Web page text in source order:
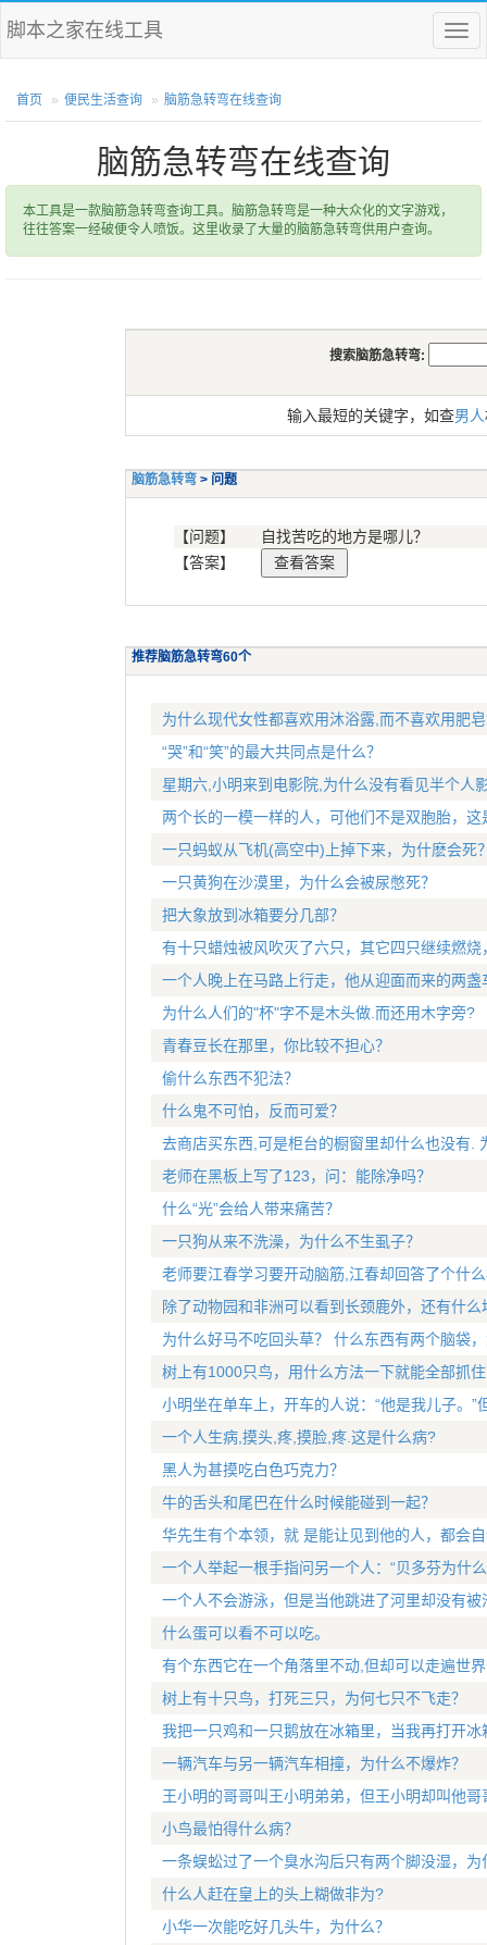
菜
单
脚本之家在线工具
首页 便民生活查询 脑筋急转弯在线查询
脑筋急转弯在线查询
本工具是一款脑筋急转弯查询工具。脑筋急转弯是一种大众化的文字游戏，
往往答案一经破便令人喷饭。这里收录了大量的脑筋急转弯供用户查询。
搜索脑筋急转弯:
输入最短的关键字，如查男人
脑筋急转弯 > 问题
【问题】
自找苦吃的地方是哪儿？
【答案】
推荐脑筋急转弯60个
为什么现代女性都喜欢用沐浴露,而不喜欢用肥
“哭”和“笑”的最大共同点是什么？
星期六,小明来到电影院,为什么没有看见半个人
两个长的一模一样的人，可他们不是双胞胎，这
一只蚂蚁从飞机(高空中)上掉下来，为什麽会死
一只黄狗在沙漠里，为什么会被尿憋死？
把大象放到冰箱要分几部？
有十只蜡烛被风吹灭了六只，其它四只继续燃烧
一个人晚上在马路上行走，他从迎面而来的两
为什么人们的"杯"字不是木头做.而还用木字旁?
青春豆长在那里，你比较不担心？
偷什么东西不犯法？
什么鬼不可怕，反而可爱？
去商店买东西,可是柜台的橱窗里却什么也没有.
老师在黑板上写了123，问：能除净吗？
什么“光”会给人带来痛苦？
一只狗从来不洗澡，为什么不生虱子？
老师要江春学习要开动脑筋,江春却回答了个什
除了动物园和非洲可以看到长颈鹿外，还有什么
为什么好马不吃回头草？ 什么东西有两个脑袋
树上有1000只鸟，用什么方法一下就能全部抓
小明坐在单车上，开车的人说：“他是我儿子。”
一个人生病,摸头,疼,摸脸,疼.这是什么病?
黑人为甚摸吃白色巧克力？
牛的舌头和尾巴在什么时候能碰到一起？
华先生有个本领，就 是能让见到他的人，都会
一个人举起一根手指问另一个人：“贝多芬为什
一个人不会游泳，但是当他跳进了河里却没有被
什么蛋可以看不可以吃。
有个东西它在一个角落里不动,但却可以走遍世
树上有十只鸟，打死三只，为何七只不飞走？
我把一只鸡和一只鹅放在冰箱里，当我再打开
一辆汽车与另一辆汽车相撞，为什么不爆炸？
王小明的哥哥叫王小明弟弟，但王小明却叫他
小鸟最怕得什么病？
一条蜈蚣过了一个臭水沟后只有两个脚没湿，为
什么人赶在皇上的头上糊做非为?
小华一次能吃好几头牛，为什么？